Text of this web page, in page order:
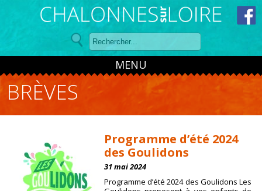
Panneau de gestion des cookies
MENU
BRÈVES
Programme d’été 2024
des Goulidons
31 mai 2024
Programme d’été 2024 des Goulidons Les